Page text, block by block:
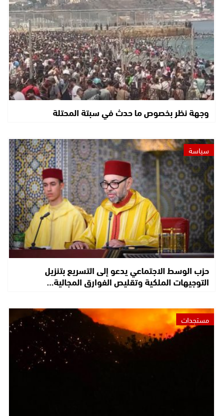
وجهة نظر بخصوص ما حدث في سبتة المحتلة
سياسة
حزب الوسط الاجتماعي يدعو إلى التسريع بتنزيل
التوجيهات الملكية وتقليص الفوارق المجالية…
مستجدات